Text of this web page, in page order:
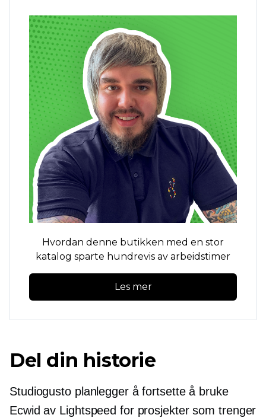
Hvordan denne butikken med en stor
katalog sparte hundrevis av arbeidstimer
Les mer
Del din historie
Studiogusto planlegger å fortsette å bruke
Ecwid av Lightspeed for prosjekter som trenger